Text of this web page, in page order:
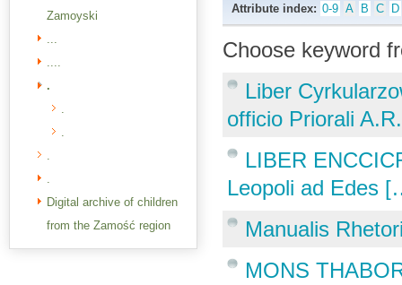
Zamoyski
...
....
.
.
.
.
.
Digital archive of children
from the Zamość region
Attribute index: 0-9 A B C D
Choose keyword
Liber
officio Priorali
LIBER
Leopoli ad Edes
Manualis
MONS